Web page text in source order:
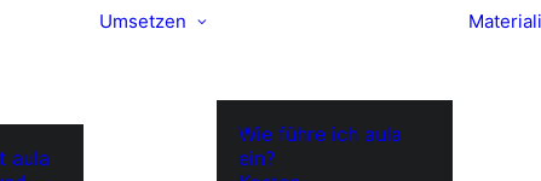
aula
Umsetzen
Wie führe ich aula
ein?